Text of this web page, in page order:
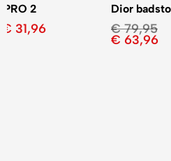
Dior badstof wit
€79,95
€